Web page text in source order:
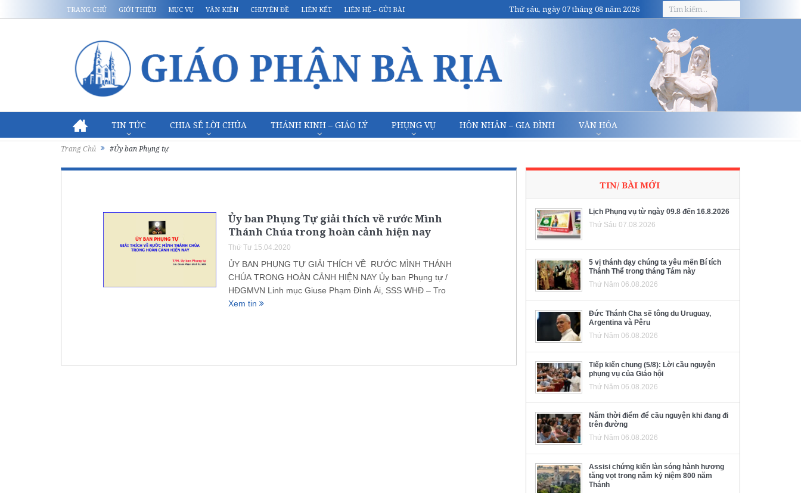
TRANG CHỦ GIỚI THIỆU MỤC VỤ VĂN KIỆN CHUYÊN ĐỀ LIÊN KẾT LIÊN HỆ – GỬI BÀI Thứ sáu, ngày 07 tháng 08 năm 2026
TIN TỨC CHIA SẺ LỜI CHÚA THÁNH KINH – GIÁO LÝ PHỤNG VỤ HÔN NHÂN – GIA ĐÌNH VĂN HÓA
Trang Chủ #Ủy ban Phụng tự
Ủy ban Phụng Tự giải thích về rước Mình
Thánh Chúa trong hoàn cảnh hiện nay
Thứ Tư 15.04.2020
ỦY BAN PHỤNG TỰ GIẢI THÍCH VỀ RƯỚC MÌNH THÁNH
CHÚA TRONG HOÀN CẢNH HIỆN NAY Ủy ban Phụng tự /
HĐGMVN Linh mục Giuse Phạm Đình Ái, SSS WHĐ – Tro
Xem tin
TIN/ BÀI MỚI
Lịch Phụng vụ từ ngày 09.8 đến 16.8.2026
Thứ Sáu 07.08.2026
5 vị thánh dạy chúng ta yêu mến Bí tích
Thánh Thể trong tháng Tám này
Thứ Năm 06.08.2026
Đức Thánh Cha sẽ tông du Uruguay,
Argentina và Pêru
Thứ Năm 06.08.2026
Tiếp kiến chung (5/8): Lời cầu nguyện
phụng vụ của Giáo hội
Thứ Năm 06.08.2026
Năm thời điểm để cầu nguyện khi đang đi
trên đường
Thứ Năm 06.08.2026
Assisi chứng kiến làn sóng hành hương
tăng vọt trong năm kỷ niệm 800 năm
Thánh